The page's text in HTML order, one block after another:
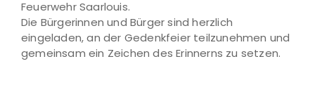
Feuerwehr Saarlouis.
Die Bürgerinnen und Bürger sind herzlich
eingeladen, an der Gedenkfeier teilzunehmen und
gemeinsam ein Zeichen des Erinnerns zu setzen.